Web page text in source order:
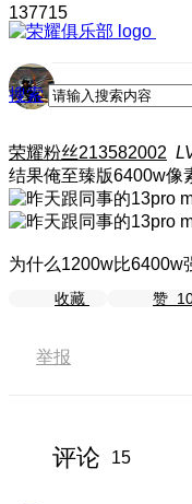
搜索
137715
荣耀粉丝213582002
结果俺至臻版6400w像
为什么1200w比6400w
收藏 赞
举报
评论 15